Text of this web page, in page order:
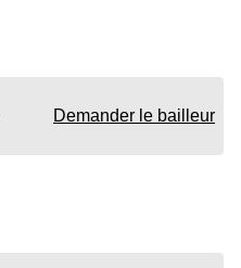
Demander le bailleur